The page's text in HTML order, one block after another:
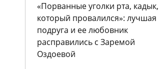
«Порванные уголки рта, кадык,
который провалился»: лучшая
подруга и ее любовник
расправились с Заремой
Оздоевой